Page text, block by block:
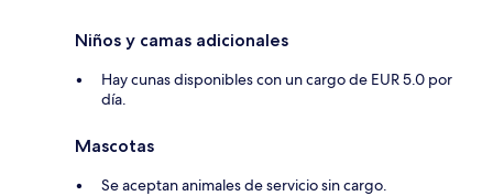
Niños y camas adicionales
Hay cunas disponibles con un cargo de EUR 5.0 por
día.
Mascotas
Se aceptan animales de servicio sin cargo.